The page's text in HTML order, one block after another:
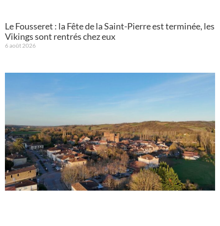
Le Fousseret : la Fête de la Saint-Pierre est terminée, les
Vikings sont rentrés chez eux
6 août 2026